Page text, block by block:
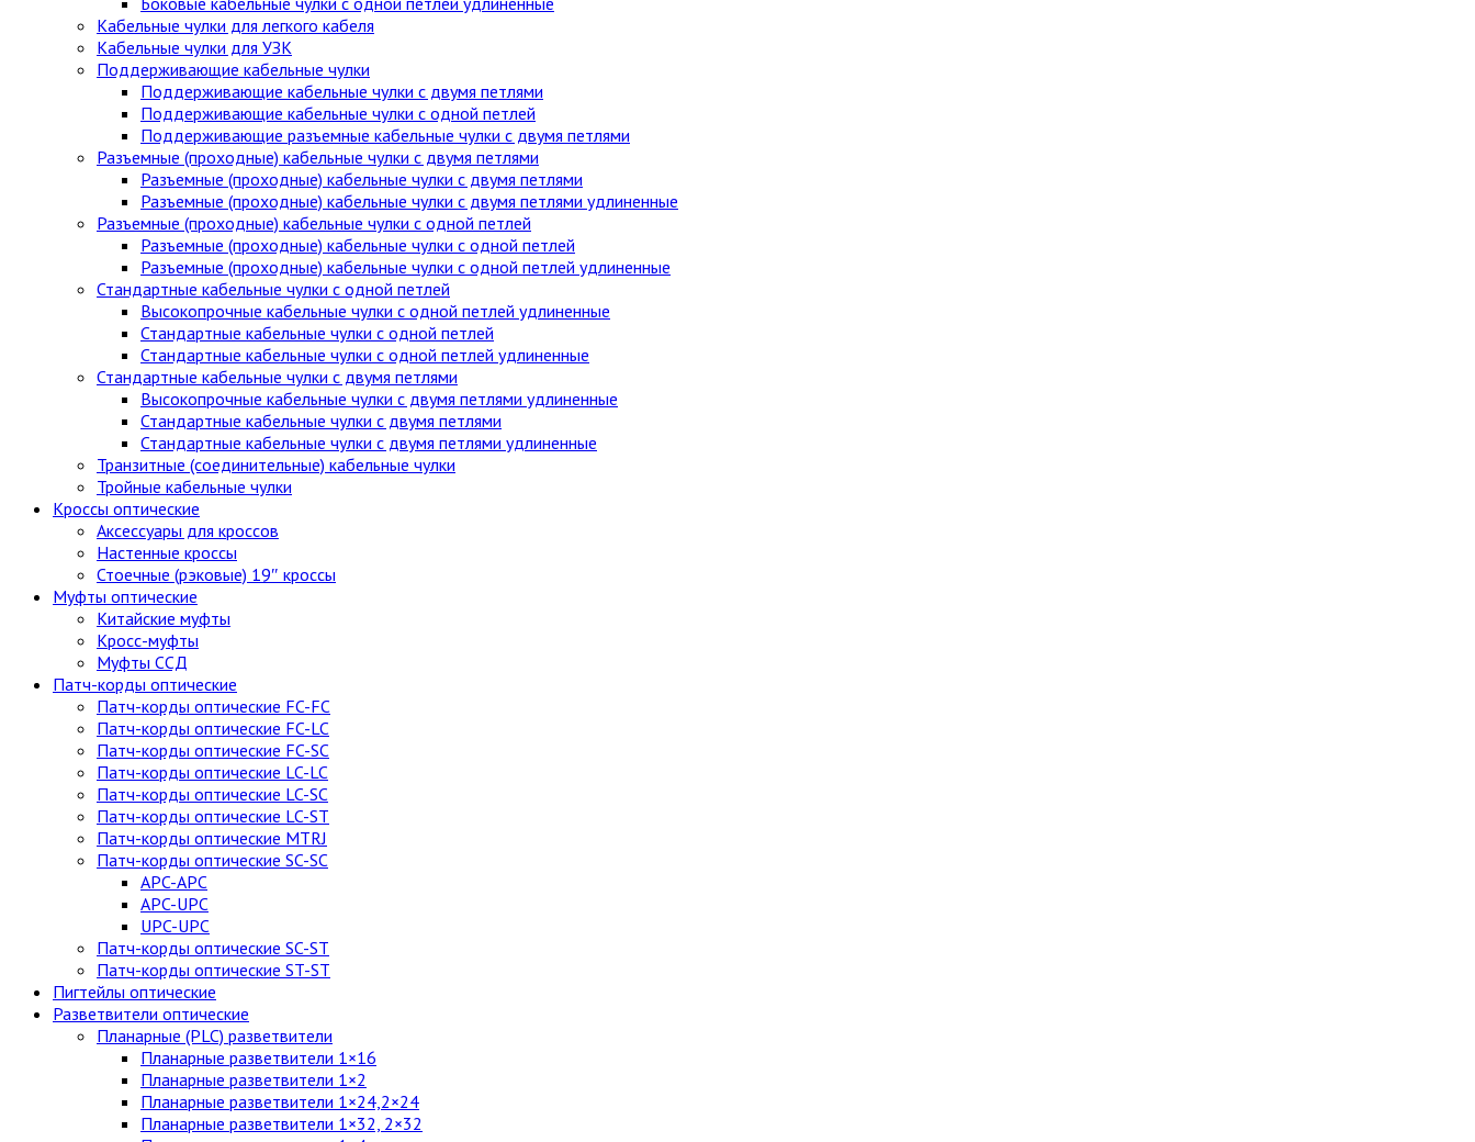
Кабельные чулки для легкого кабеля
Кабельные чулки для УЗК
Поддерживающие кабельные чулки
Поддерживающие кабельные чулки с двумя петлями
Поддерживающие кабельные чулки с одной петлей
Поддерживающие разъемные кабельные чулки с двумя петлями
Разъемные (проходные) кабельные чулки с двумя петлями
Разъемные (проходные) кабельные чулки с двумя петлями
Разъемные (проходные) кабельные чулки с двумя петлями удлиненные
Разъемные (проходные) кабельные чулки с одной петлей
Разъемные (проходные) кабельные чулки с одной петлей
Разъемные (проходные) кабельные чулки с одной петлей удлиненные
Стандартные кабельные чулки c одной петлей
Высокопрочные кабельные чулки с одной петлей удлиненные
Стандартные кабельные чулки с одной петлей
Стандартные кабельные чулки с одной петлей удлиненные
Стандартные кабельные чулки с двумя петлями
Высокопрочные кабельные чулки с двумя петлями удлиненные
Стандартные кабельные чулки с двумя петлями
Стандартные кабельные чулки с двумя петлями удлиненные
Транзитные (соединительные) кабельные чулки
Тройные кабельные чулки
Кроссы оптические
Аксессуары для кроссов
Настенные кроссы
Стоечные (рэковые) 19″ кроссы
Муфты оптические
Китайские муфты
Кросс-муфты
Муфты ССД
Патч-корды оптические
Патч-корды оптические FC-FC
Патч-корды оптические FC-LC
Патч-корды оптические FC-SC
Патч-корды оптические LC-LC
Патч-корды оптические LC-SC
Патч-корды оптические LC-ST
Патч-корды оптические MTRJ
Патч-корды оптические SC-SC
APC-APC
APC-UPC
UPC-UPC
Патч-корды оптические SC-ST
Патч-корды оптические ST-ST
Пигтейлы оптические
Разветвители оптические
Планарные (PLC) разветвители
Планарные разветвители 1×16
Планарные разветвители 1×2
Планарные разветвители 1×24,2×24
Планарные разветвители 1×32, 2×32